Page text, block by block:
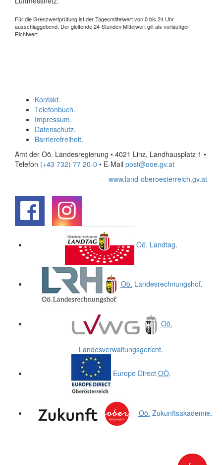
Für die Grenzwertprüfung ist der Tagesmittelwert von 0 bis 24 Uhr
ausschlaggebend. Der gleitende 24-Stunden Mittelwert gilt als vorläufiger
Richtwert.
Kontakt.
Telefonbuch.
Impressum.
Datenschutz.
Barrierefreiheit.
Amt der Oö. Landesregierung • 4021 Linz, Landhausplatz 1 •
Telefon (+43 732) 77 20-0 • E-Mail post@ooe.gv.at
www.land-oberoesterreich.gv.at
Oö. Landtag.
Oö. Landesrechnungshof.
Oö.
Landesverwaltungsgericht.
Europe Direct OÖ.
Oö. Zukunftsakademie.